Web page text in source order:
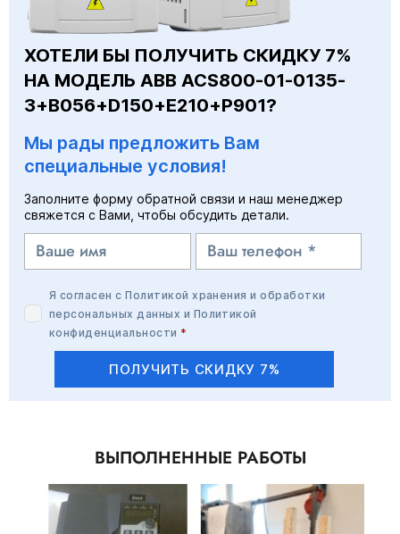
ХОТЕЛИ БЫ ПОЛУЧИТЬ СКИДКУ 7%
НА МОДЕЛЬ ABB ACS800-01-0135-
3+B056+D150+E210+P901?
Мы рады предложить Вам
специальные условия!
Заполните форму обратной связи и наш менеджер
свяжется с Вами, чтобы обсудить детали.
Я согласен сПолитикой хранения и обработки
персональных данных и Политикой
конфиденциальности *
ПОЛУЧИТЬ СКИДКУ 7%
ВЫПОЛНЕННЫЕ РАБОТЫ